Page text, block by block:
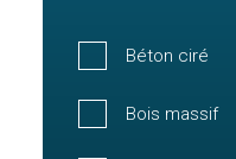
Béton ciré
Bois massif